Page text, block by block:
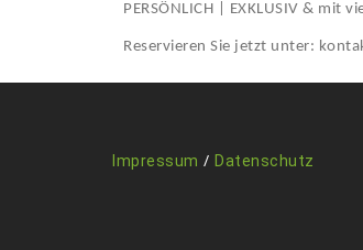
PERSÖNLICH | EXKLUSIV & mit
Reservieren Sie jetzt unter:
Impressum / Datenschutz